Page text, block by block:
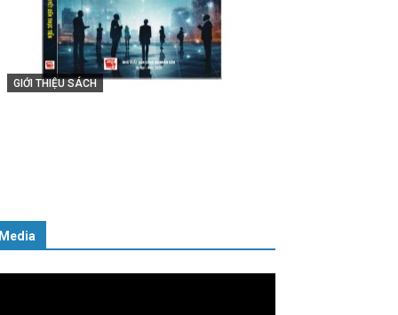
GIỚI THIỆU SÁCH
Cuốn sách “Tuyệt đối trung thành
với Tổ quốc, với Đảng, Nhà nước và
Media